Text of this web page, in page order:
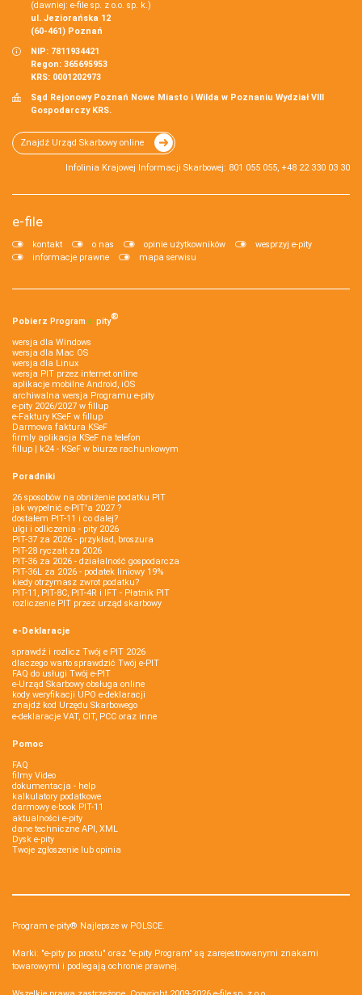
(dawniej: e-file sp. z o.o. sp. k.)
ul. Jeziorańska 12
(60-461) Poznań
NIP: 7811934421
Regon: 365695953
KRS: 0001202973
Sąd Rejonowy Poznań Nowe Miasto i Wilda w Poznaniu Wydział VIII
Gospodarczy KRS.
Znajdź Urząd Skarbowy online
Infolinia Krajowej Informacji Skarbowej: 801 055 055, +48 22 330 03 30
e-file
kontakt o nas opinie użytkowników
wesprzyj e-pity
informacje prawne
mapa serwisu
Pobierz Program e‑pity®
wersja dla Windows
wersja dla Mac OS
wersja dla Linux
wersja PIT przez internet online
aplikacje mobilne Android, iOS
archiwalna wersja Programu e-pity
e-pity 2026/2027 w fillup
e‑Faktury KSeF w fillup
Darmowa faktura KSeF
firmly aplikacja KSeF na telefon
fillup | k24 - KSeF w biurze rachunkowym
Poradniki
26 sposobów na obniżenie podatku PIT
jak wypełnić e-PIT'a 2027 ?
dostałem PIT-11 i co dalej?
ulgi i odliczenia - pity 2026
PIT-37 za 2026 - przykład, broszura
PIT-28 ryczałt za 2026
PIT-36 za 2026 - działalność gospodarcza
PIT-36L za 2026 - podatek liniowy 19%
kiedy otrzymasz zwrot podatku?
PIT-11, PIT-8C, PIT-4R i IFT - Płatnik PIT
rozliczenie PIT przez urząd skarbowy
e-Deklaracje
sprawdź i rozlicz Twój e PIT 2026
dlaczego warto sprawdzić Twój e-PIT
FAQ do usługi Twój e-PIT
e-Urząd Skarbowy obsługa online
kody weryfikacji UPO e-deklaracji
znajdź kod Urzędu Skarbowego
e-deklaracje VAT, CIT, PCC oraz inne
Pomoc
FAQ
filmy Video
dokumentacja - help
kalkulatory podatkowe
darmowy e-book PIT-11
aktualności e-pity
dane techniczne API, XML
Dysk e-pity
Twoje zgłoszenie lub opinia
Program e-pity® Najlepsze w POLSCE.
Marki: "e-pity po prostu" oraz "e-pity Program" są zarejestrowanymi znakami
towarowymi i podlegają ochronie prawnej.